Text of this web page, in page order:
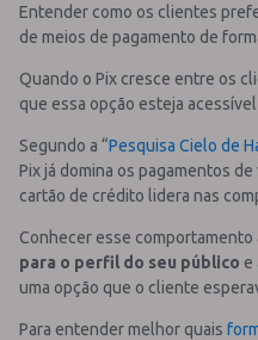
Entender como os clientes
de meios de pagamento de
Quando o Pix cresce entre os
que essa opção esteja
Segundo a “Pesquisa Cielo de
Pix já domina os pagamentos
cartão de crédito lidera nas
Conhecer esse comportamento
para o perfil do seu público e
uma opção que o cliente
Para entender melhor quais